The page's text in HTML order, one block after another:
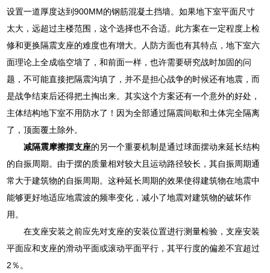
设置一道厚度达到900MM的钢筋混凝土挡墙。如果地下室平面尺寸
太大，远超过主楼范围，这个选择也不合适。此方案在一定程度上检
修和更换隔震支座的难度也有增大。人防方面也有其特点，地下室六
面理论上全成临空墙了，和前面一样，也许需要研究战时加固的问
题，不可能直接把隔震沟填了，并不是担心战争的时候还有地震，而
是战争结束后还得把土掏出来。其实这个方案还有一个意外的好处，
主体结构地下室不用防水了！因为全部通过隔震间歇和土体完全隔离
了，顶面覆土除外。
减隔震摩擦摆支座的另一个重要机制是通过球面摆动来延长结构
的自振周期。由于摆的质量相对较大且运动路径较长，其自振周期通
常大于建筑物的自振周期。这种延长周期的效果使得建筑物在地震中
能够更好地适应地震波的频率变化，减小了地震对建筑物的破坏作
用。
在支座安装之前应先对支座的安装位置进行测量检验，支座安装
平面应和支座的滑动平面或滚动平面平行，其平行度的偏差不宜超过
2％。